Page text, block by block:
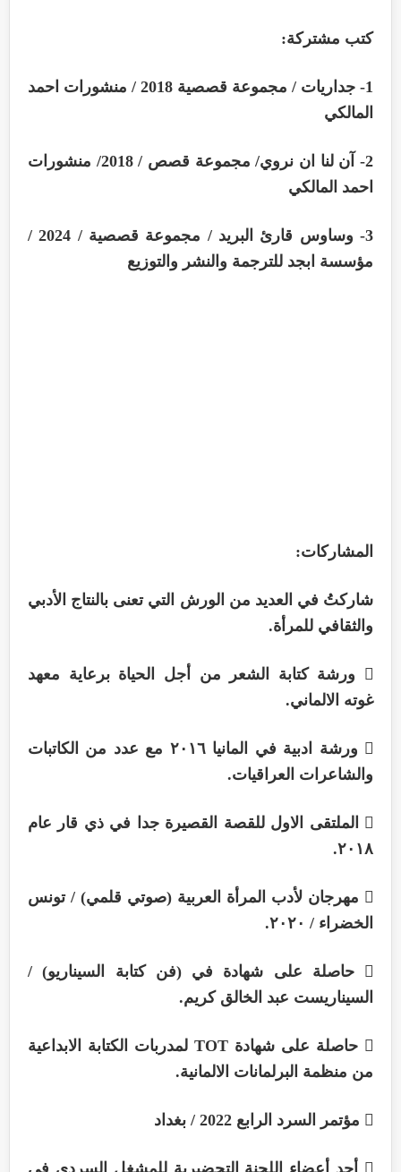
كتب مشتركة:
1- جداريات / مجموعة قصصية 2018 / منشورات احمد
المالكي
2- آن لنا ان نروي/ مجموعة قصص / 2018/ منشورات
احمد المالكي
3- وساوس قارئ البريد / مجموعة قصصية / 2024 /
مؤسسة ابجد للترجمة والنشر والتوزيع
المشاركات:
شاركتُ في العديد من الورش التي تعنى بالنتاج الأدبي
والثقافي للمرأة.
 ورشة كتابة الشعر من أجل الحياة برعاية معهد
غوته الالماني.
 ورشة ادبية في المانيا ٢٠١٦ مع عدد من الكاتبات
والشاعرات العراقيات.
 الملتقى الاول للقصة القصيرة جدا في ذي قار عام
٢٠١٨.
 مهرجان لأدب المرأة العربية (صوتي قلمي) / تونس
الخضراء / ٢٠٢٠.
 حاصلة على شهادة في (فن كتابة السيناريو) /
السيناريست عبد الخالق كريم.
 حاصلة على شهادة TOT لمدربات الكتابة الابداعية
من منظمة البرلمانات الالمانية.
 مؤتمر السرد الرابع 2022 / بغداد
 أحد أعضاء اللجنة التحضيرية للمشغل السردي في